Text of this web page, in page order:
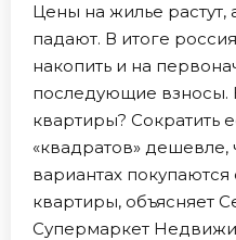
Цены на жилье
падают. В итоге
накопить и на
последующие взносы.
квартиры? Сократить
«квадратов» дешевле,
вариантах
квартиры, объясняет
Супермаркет